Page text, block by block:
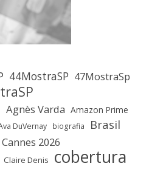
44MostraSP 47MostraSp
Agnès Varda Amazon Prime
DuVernay biografia Brasil
Cannes 2026
Claire Denis cobertura